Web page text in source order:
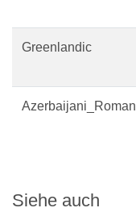
Greenlandic
Azerbaijani_Roman
Siehe auch